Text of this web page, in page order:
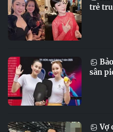
trẻ
sân
Vợ